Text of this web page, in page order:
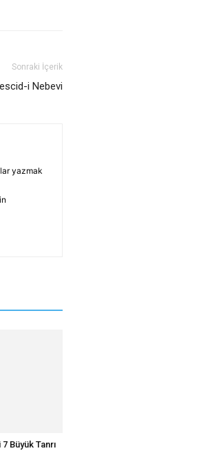
Sonraki İçerik
i Nebevi
yazmak
Büyük Tanrı